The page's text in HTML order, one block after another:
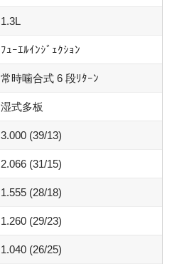
1.3L
ﾌｭｰｴﾙｲﾝｼﾞｪｸｼｮﾝ
常時噛合式 6 段ﾘﾀｰﾝ
湿式多板
3.000 (39/13)
2.066 (31/15)
1.555 (28/18)
1.260 (29/23)
1.040 (26/25)